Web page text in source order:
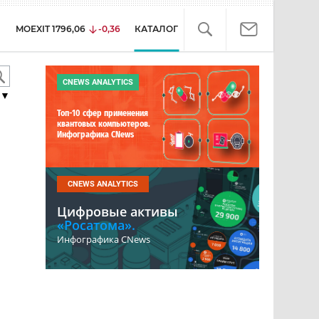
MOEXIT 1796,06 -0,36 КАТАЛОГ
CNEWS ANALYTICS
Топ-10 сфер применения
квантовых компьютеров.
Инфографика CNews
CNEWS ANALYTICS
Цифровые активы
«Росатома».
Инфографика CNews